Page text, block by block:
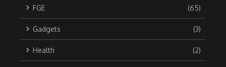
FGE (65)
Gadgets (3)
Health (2)